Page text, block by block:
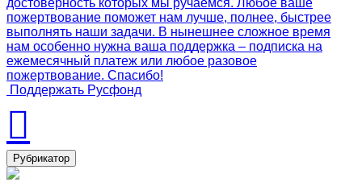
достоверность которых мы ручаемся. Любое ваше
пожертвование поможет нам лучше, полнее, быстрее
выполнять наши задачи. В нынешнее сложное время
нам особенно нужна ваша поддержка – подписка на
ежемесячный платеж или любое разовое
пожертвование. Спасибо!
Поддержать Русфонд
Рубрикатор